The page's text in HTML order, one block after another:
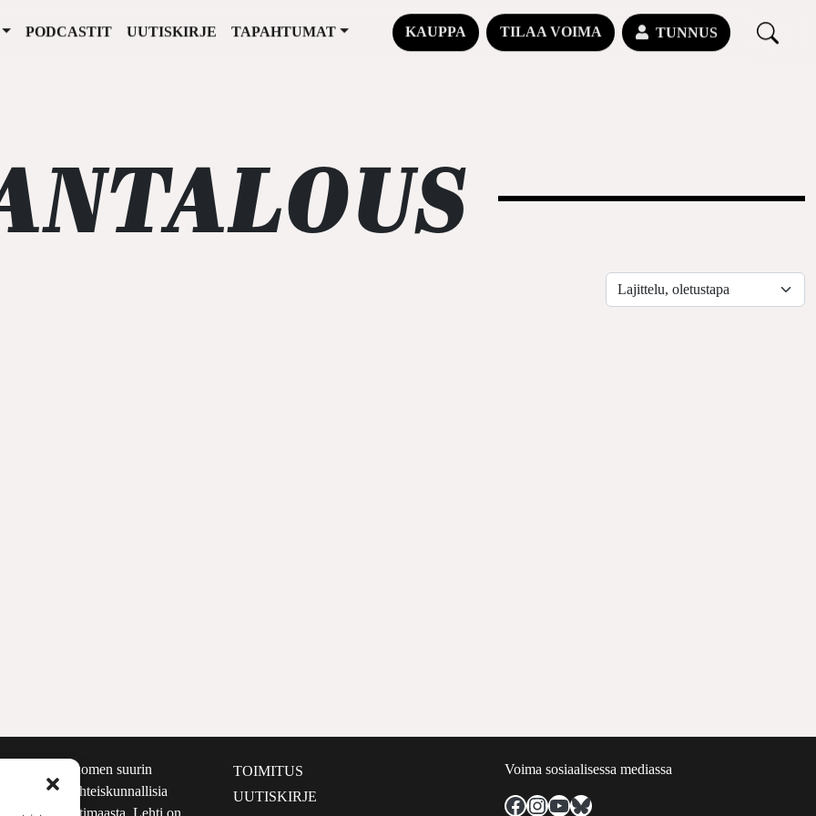
PODCASTIT UUTISKIRJE TAPAHTUMAT KAUPPA TILAA VOIMA TUNNUS
Suomen suurin
esiin yhteiskunnallisia
kuin kotimaasta. Lehti on
TOIMITUS
UUTISKIRJE
Voima sosiaalisessa mediassa
Facebook
Instagram
YouTube
Bluesky